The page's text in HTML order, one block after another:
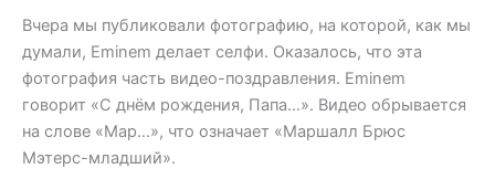
Вчера мы публиковали фотографию, на которой, как мы
думали, Eminem делает селфи. Оказалось, что эта
фотография часть видео-поздравления. Eminem
говорит «С днём рождения, Папа…». Видео обрывается
на слове «Мар…», что означает «Маршалл Брюс
Мэтерс-младший».